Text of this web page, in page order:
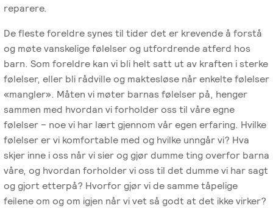
reparere.
De fleste foreldre synes til tider det er krevende å forstå
og møte vanskelige følelser og utfordrende atferd hos
barn. Som foreldre kan vi bli helt satt ut av kraften i sterke
følelser, eller bli rådville og maktesløse når enkelte følelser
«mangler». Måten vi møter barnas følelser på, henger
sammen med hvordan vi forholder oss til våre egne
følelser – noe vi har lært gjennom vår egen erfaring. Hvilke
følelser er vi komfortable med og hvilke unngår vi? Hva
skjer inne i oss når vi sier og gjør dumme ting overfor barna
våre, og hvordan forholder vi oss til det dumme vi har sagt
og gjort etterpå? Hvorfor gjør vi de samme tåpelige
feilene om og om igjen når vi vet så godt at det ikke virker?